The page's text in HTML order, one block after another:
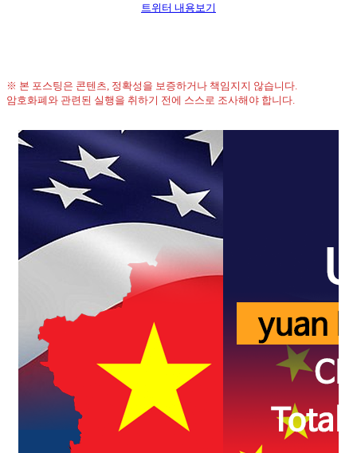
트위터 내용보기
※ 본 포스팅은 콘텐츠, 정확성을 보증하거나 책임지지 않습니다.
암호화폐와 관련된 실행을 취하기 전에 스스로 조사해야 합니다.